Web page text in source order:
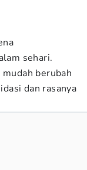
sehari.
berubah
dan rasanya